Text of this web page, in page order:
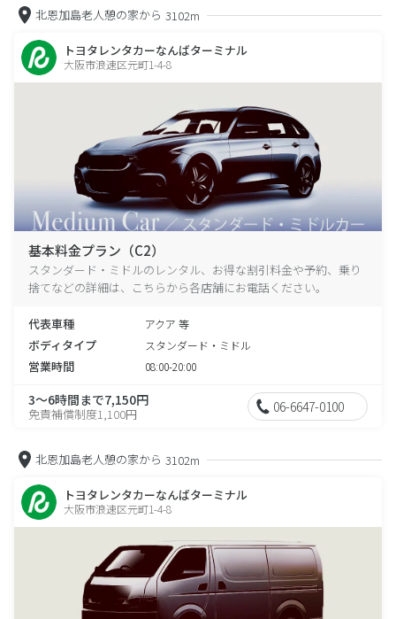
北恩加島老人憩の家から 3102m
トヨタレンタカーなんばターミナル
大阪市浪速区元町1-4-8
基本料金プラン（C2）
スタンダード・ミドルのレンタル、お得な割引料金や予約、乗り
捨てなどの詳細は、こちらから各店舗にお電話ください。
代表車種 アクア 等
ボディタイプ スタンダード・ミドル
営業時間 08:00-20:00
3～6時間まで7,150円
免責補償制度1,100円 06-6647-0100
北恩加島老人憩の家から 3102m
トヨタレンタカーなんばターミナル
大阪市浪速区元町1-4-8